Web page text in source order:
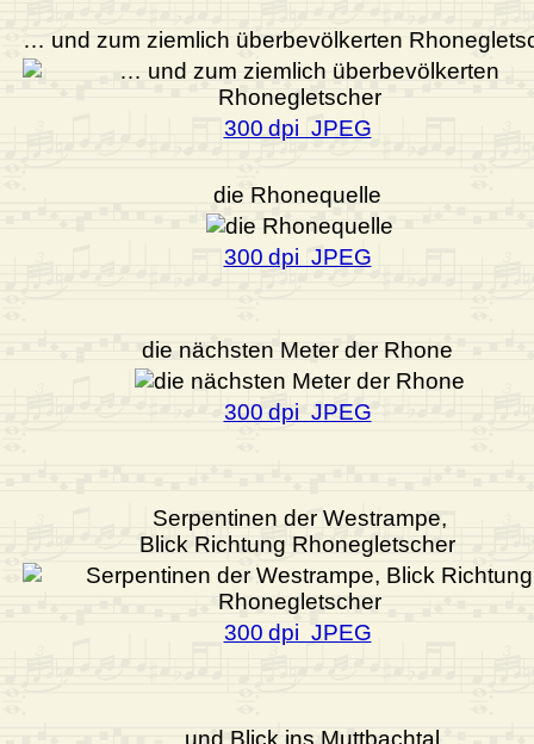
… und zum ziemlich überbevölkerten
300 dpi JPEG
die Rhonequelle
300 dpi JPEG
die nächsten Meter der Rhone
300 dpi JPEG
Serpentinen der Westrampe,
Blick Richtung Rhonegletscher
300 dpi JPEG